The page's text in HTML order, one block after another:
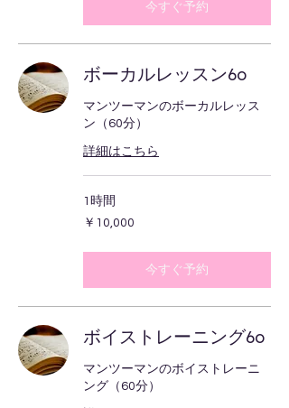
今すぐ予約
ボーカルレッスン60
マンツーマンのボーカルレッス
ン（60分）
詳細はこちら
1時間
10,000
円
￥10,000
今すぐ予約
ボイストレーニング60
マンツーマンのボイストレーニ
ング（60分）